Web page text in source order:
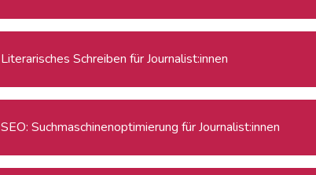
Literarisches Schreiben für Journalist:innen
SEO: Suchmaschinenoptimierung für Journalist:innen